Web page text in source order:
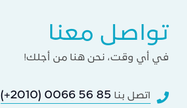
تواصل معنا
في أي وقت، نحن هنا من أجلك!
اتصل بنا (+2010) 0066 56 85